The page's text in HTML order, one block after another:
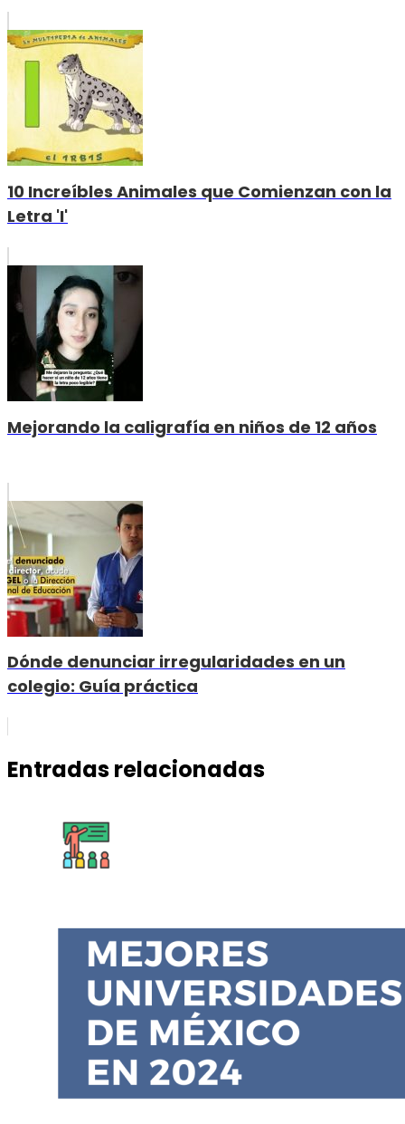
10 Increíbles Animales que Comienzan con la
Letra 'I'
Mejorando la caligrafía en niños de 12 años
Dónde denunciar irregularidades en un
colegio: Guía práctica
Entradas relacionadas